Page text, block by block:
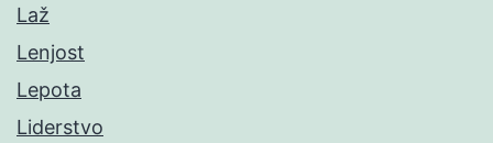
Laž
Lenjost
Lepota
Liderstvo